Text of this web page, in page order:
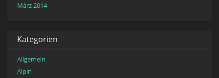
März 2014
Kategorien
Allgemein
Alpin